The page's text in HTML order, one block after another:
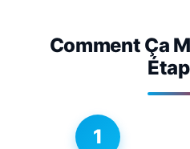
Comment Ça
1